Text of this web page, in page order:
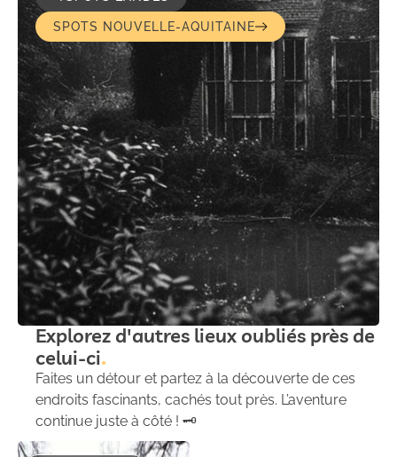
SPOTS NOUVELLE-AQUITAINE
Explorez d'autres lieux oubliés près de
celui-ci
Faites un détour et partez à la découverte de ces
endroits fascinants, cachés tout près. L’aventure
continue juste à côté ! 🗝️